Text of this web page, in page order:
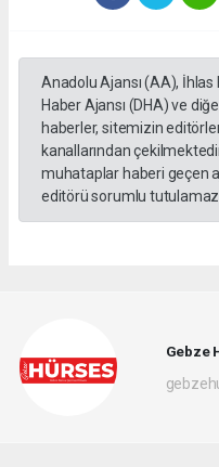
Anadolu Ajansı (AA), İhlas
Haber Ajansı (DHA) ve
haberler, sitemizin
kanallarından
muhataplar haberi geçen
editörü sorumlu
Gebze